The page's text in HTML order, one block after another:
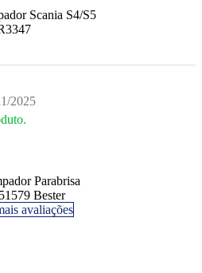
Scania S4/S5
2025
Parabrisa
Bester
avaliações